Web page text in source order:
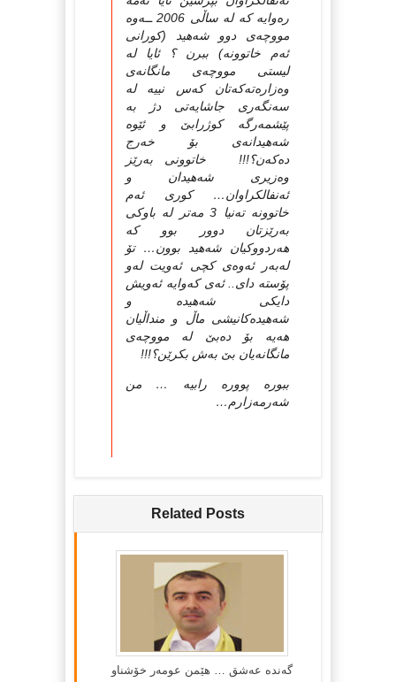
رەوایە کە لە ساڵی 2006 ــەوە
مووچەی دوو شەهید (کورانی
ئەم خاتوونە) ببرن ؟ ئایا لە
لیستی مووچەی مانگانەی
وەزارەتەکەتان کەس نییە لە
سەنگەری جاشایەتی دژ بە
پێشمەرگە کوژرابێ و ئێوە
شەهیدانەی بۆ خەرج
دەکەن؟!!! خاتوونی بەرێز
وەزیری شەهیدان و
ئەنفالکراوان… کوری ئەم
خاتوونە تەنیا 3 مەتر لە باوکی
بەرێزتان دوور بوو کە
هەردووکیان شەهید بوون… تۆ
لەبەر ئەوەی کچی ئەویت لەو
پۆستە دای.. ئەی کەوایە ئەویش
دایکی شەهیدە و
شەهیدەکانیشی ماڵ و منداڵیان
هەیە بۆ دەبێ لە مووچەی
مانگانەیان بێ بەش بکرێن؟!!!
ببورە پوورە رابیە … من
شەرمەزارم…
Related Posts
گه‌نده‌ عه‌شق … هێمن عومه‌ر خۆشناو